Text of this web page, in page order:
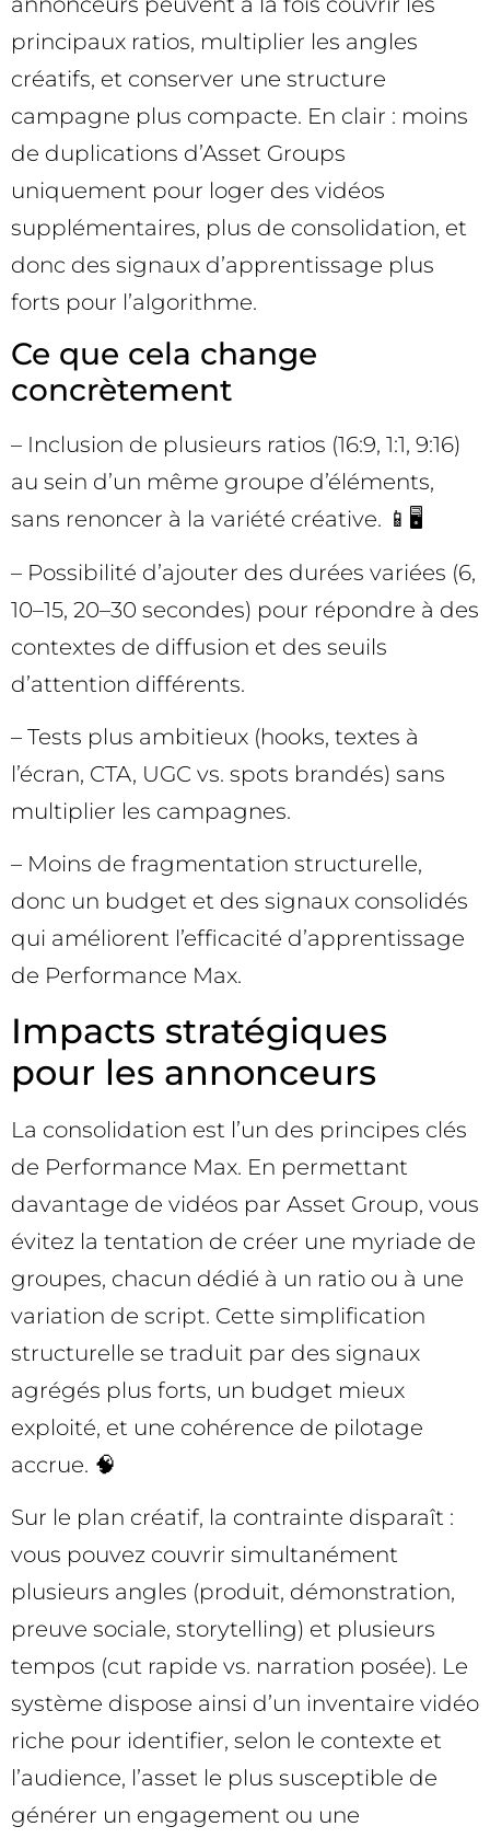
principaux ratios, multiplier les angles
créatifs, et conserver une structure
campagne plus compacte. En clair : moins
de duplications d’Asset Groups
uniquement pour loger des vidéos
supplémentaires, plus de consolidation, et
donc des signaux d’apprentissage plus
forts pour l’algorithme.
Ce que cela change
concrètement
– Inclusion de plusieurs ratios (16:9, 1:1, 9:16)
au sein d’un même groupe d’éléments,
sans renoncer à la variété créative. 📱🖥️
– Possibilité d’ajouter des durées variées (6,
10–15, 20–30 secondes) pour répondre à des
contextes de diffusion et des seuils
d’attention différents.
– Tests plus ambitieux (hooks, textes à
l’écran, CTA, UGC vs. spots brandés) sans
multiplier les campagnes.
– Moins de fragmentation structurelle,
donc un budget et des signaux consolidés
qui améliorent l’efficacité d’apprentissage
de Performance Max.
Impacts stratégiques
pour les annonceurs
La consolidation est l’un des principes clés
de Performance Max. En permettant
davantage de vidéos par Asset Group, vous
évitez la tentation de créer une myriade de
groupes, chacun dédié à un ratio ou à une
variation de script. Cette simplification
structurelle se traduit par des signaux
agrégés plus forts, un budget mieux
exploité, et une cohérence de pilotage
accrue. 🧠
Sur le plan créatif, la contrainte disparaît :
vous pouvez couvrir simultanément
plusieurs angles (produit, démonstration,
preuve sociale, storytelling) et plusieurs
tempos (cut rapide vs. narration posée). Le
système dispose ainsi d’un inventaire vidéo
riche pour identifier, selon le contexte et
l’audience, l’asset le plus susceptible de
générer un engagement ou une